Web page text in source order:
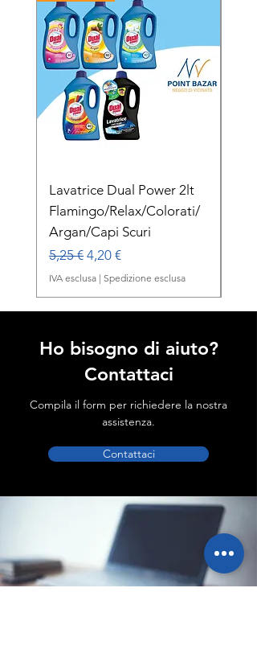
Lavatrice Dual Power 2lt
Flamingo/Relax/Colorati/
Argan/Capi Scuri
Prezzo regolare
5,25 € Prezzo scontato
4,20 €
IVA esclusa | Spedizione esclusa
Ho bisogno di aiuto?
Contattaci
Compila il form per richiedere la nostra
assistenza.
Contattaci